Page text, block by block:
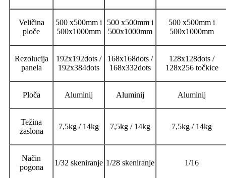
Veličina
ploče
500 x500mm i
500x1000mm
500 x500mm i
500x1000mm
500 x500mm i
500x1000mm
Rezolucija
panela
192x192dots /
192x384dots
168x168dots /
168x332dots
128x128dots /
128x256 točkice
Ploča Aluminij Aluminij Aluminij
Težina
zaslona
7,5kg / 14kg 7,5kg / 14kg 7,5kg / 14kg
Način
pogona
1/32 skeniranje 1/28 skeniranje 1/16